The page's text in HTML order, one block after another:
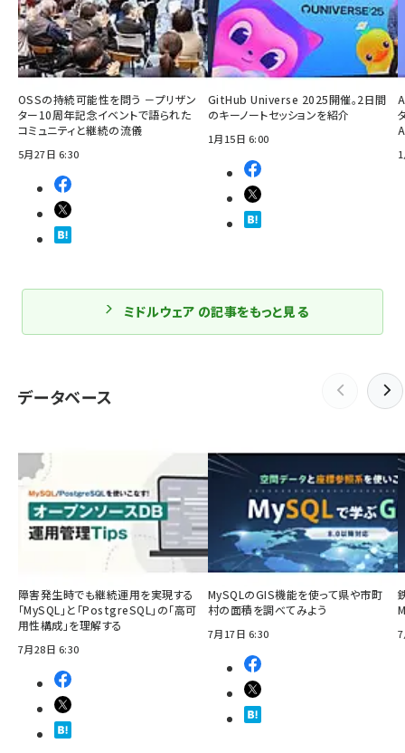
OSSの持続可能性を問う －プリザン
ター10周年記念イベントで語られた
コミュニティと継続の流儀
5月27日 6:30
GitHub Universe 2025開催。2日間
のキーノートセッションを紹介
1月15日 6:00
ミドルウェア の記事をもっと見る
データベース
障害発生時でも継続運用を実現する
「MySQL」と「PostgreSQL」の「高可
用性構成」を理解する
7月28日 6:30
MySQLのGIS機能を使って県や市町
村の面積を調べてみよう
7月17日 6:30